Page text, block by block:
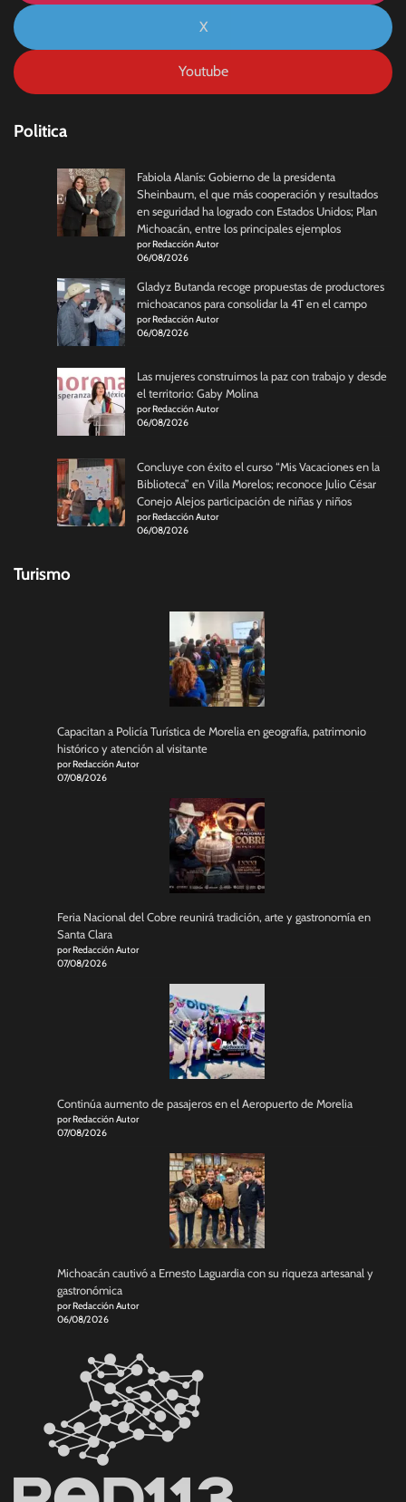
X
Youtube
Politica
Fabiola Alanís: Gobierno de la presidenta
Sheinbaum, el que más cooperación y resultados
en seguridad ha logrado con Estados Unidos; Plan
Michoacán, entre los principales ejemplos
por Redacción Autor
06/08/2026
Gladyz Butanda recoge propuestas de productores
michoacanos para consolidar la 4T en el campo
por Redacción Autor
06/08/2026
Las mujeres construimos la paz con trabajo y desde
el territorio: Gaby Molina
por Redacción Autor
06/08/2026
Concluye con éxito el curso “Mis Vacaciones en la
Biblioteca” en Villa Morelos; reconoce Julio César
Conejo Alejos participación de niñas y niños
por Redacción Autor
06/08/2026
Turismo
Capacitan a Policía Turística de Morelia en geografía, patrimonio
histórico y atención al visitante
por Redacción Autor
07/08/2026
Feria Nacional del Cobre reunirá tradición, arte y gastronomía en
Santa Clara
por Redacción Autor
07/08/2026
Continúa aumento de pasajeros en el Aeropuerto de Morelia
por Redacción Autor
07/08/2026
Michoacán cautivó a Ernesto Laguardia con su riqueza artesanal y
gastronómica
por Redacción Autor
06/08/2026